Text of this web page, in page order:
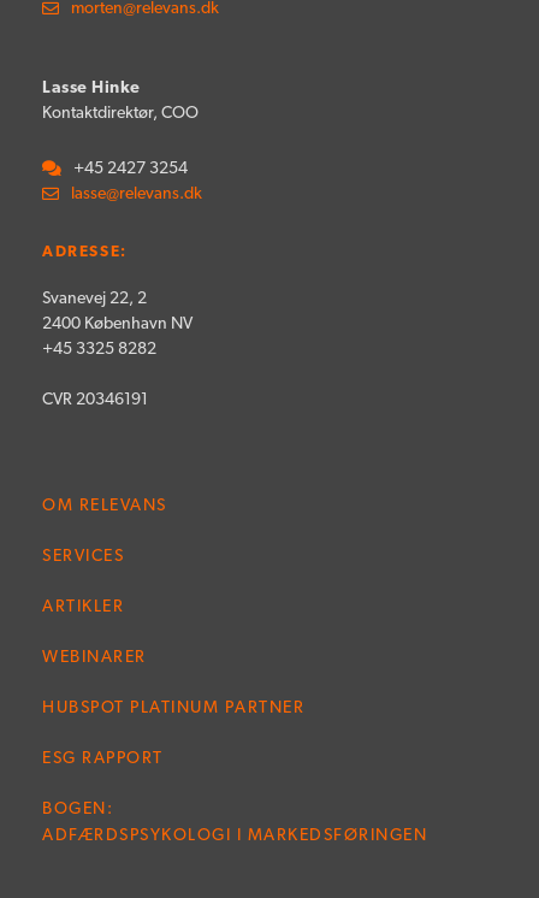
morten@relevans.dk
Lasse Hinke
Kontaktdirektør, COO
+45 2427 3254
lasse@relevans.dk
ADRESSE:
Svanevej 22, 2
2400 København NV
+45 3325 8282
CVR 20346191
OM RELEVANS
SERVICES
ARTIKLER
WEBINARER
HUBSPOT PLATINUM PARTNER
ESG RAPPORT
BOGEN:
ADFÆRDSPSYKOLOGI I MARKEDSFØRINGEN